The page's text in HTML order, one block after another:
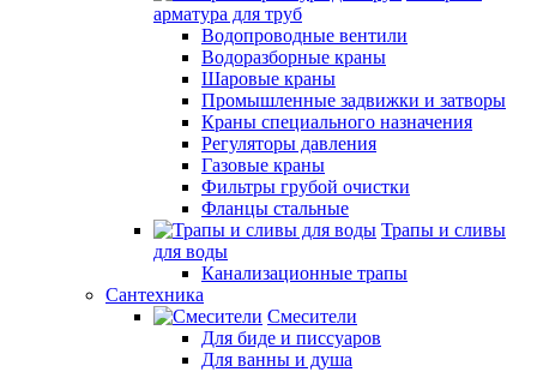
арматура для труб
Водопроводные вентили
Водоразборные краны
Шаровые краны
Промышленные задвижки и затворы
Краны специального назначения
Регуляторы давления
Газовые краны
Фильтры грубой очистки
Фланцы стальные
Трапы и сливы
для воды
Канализационные трапы
Сантехника
Смесители
Для биде и писсуаров
Для ванны и душа